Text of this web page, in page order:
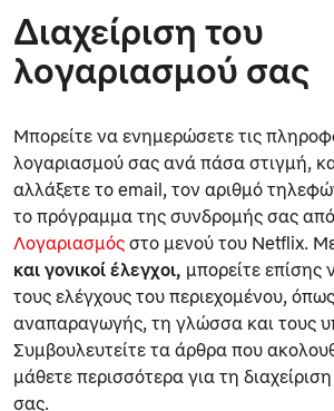
Διαχείριση του
λογαριασμού σας
Μπορείτε να ενημερώσετε τις
λογαριασμού σας ανά πάσα στιγμή,
αλλάξετε το email, τον αριθμό
το πρόγραμμα της συνδρομής σας
Λογαριασμός στο μενού του Netflix.
και γονικοί έλεγχοι, μπορείτε επίσης
τους ελέγχους του περιεχομένου,
αναπαραγωγής, τη γλώσσα και τους
Συμβουλευτείτε τα άρθρα που
μάθετε περισσότερα για τη
σας.